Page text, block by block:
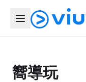
嚮導玩